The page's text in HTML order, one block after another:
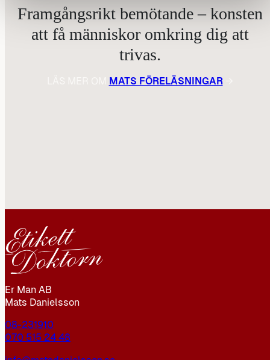
Framgångsrikt bemötande – konsten
att få människor omkring dig att
trivas.
MATS FÖRELÄSNINGAR→
Er Man AB
Mats Danielsson
08-231910
070 515 24 48